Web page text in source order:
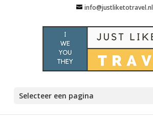
info@justliketotravel.nl
Selecteer een pagina